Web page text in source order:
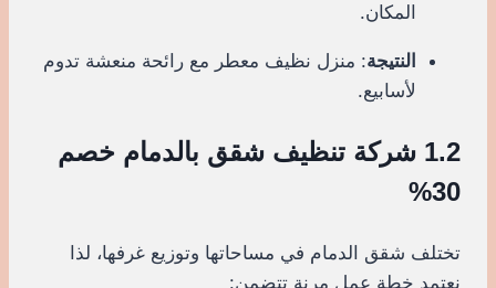
المكان.
النتيجة: منزل نظيف معطر مع رائحة منعشة تدوم
لأسابيع.
1.2 شركة تنظيف شقق بالدمام خصم
30%
تختلف شقق الدمام في مساحاتها وتوزيع غرفها، لذا
نعتمد خطة عمل مرنة تتضمن: